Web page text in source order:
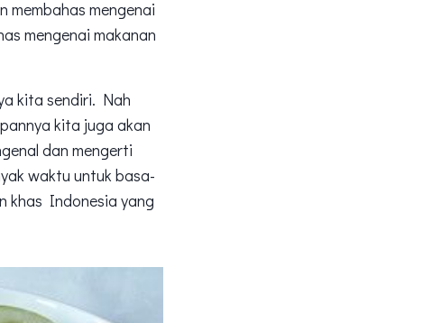
membahas mengenai
mengenai makanan
kita sendiri. Nah
kita juga akan
dan mengerti
waktu untuk basa-
khas Indonesia yang